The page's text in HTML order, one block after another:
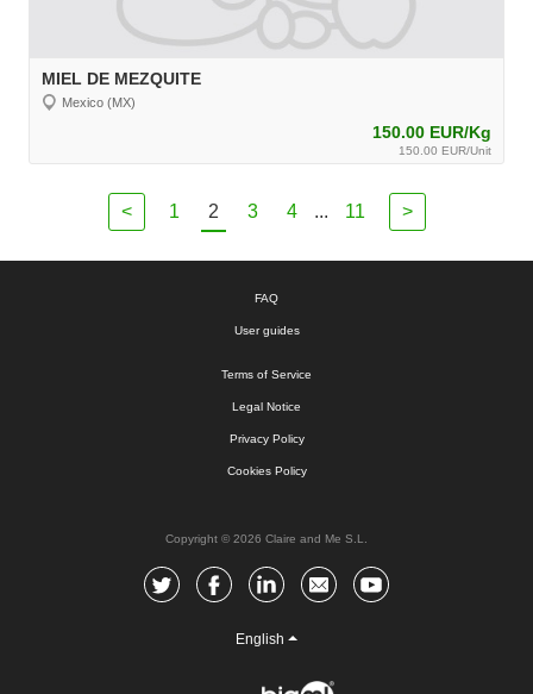
MIEL DE MEZQUITE
Mexico (MX)
150.00 EUR/Kg
150.00 EUR/Unit
< 1 2 3 4 ... 11 >
FAQ
User guides
Terms of Service
Legal Notice
Privacy Policy
Cookies Policy
English
Copyright © 2026 Claire and Me S.L.